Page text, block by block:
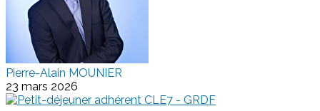
Pierre-Alain MOUNIER
23 mars 2026